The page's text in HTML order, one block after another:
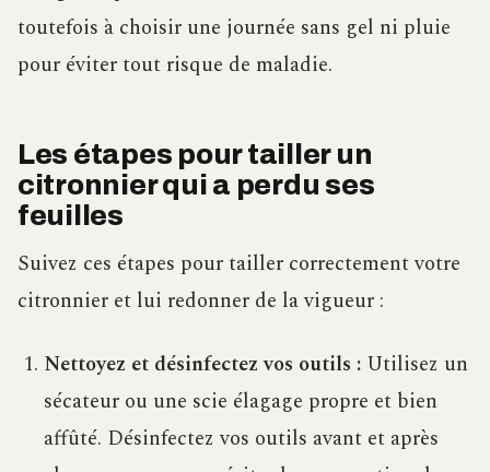
toutefois à choisir une journée sans gel ni pluie
pour éviter tout risque de maladie.
Les étapes pour tailler un
citronnier qui a perdu ses
feuilles
Suivez ces étapes pour tailler correctement votre
citronnier et lui redonner de la vigueur :
Nettoyez et désinfectez vos outils : Utilisez un
sécateur ou une scie élagage propre et bien
affûté. Désinfectez vos outils avant et après